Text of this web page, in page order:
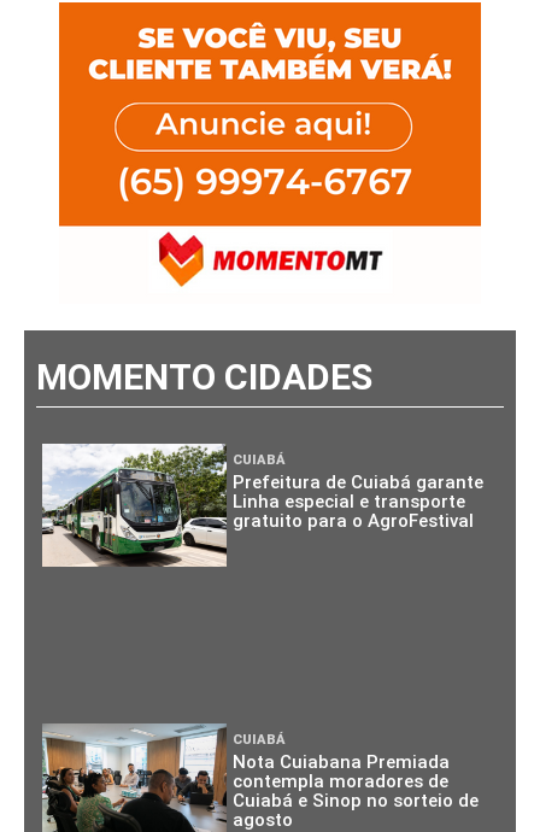
MOMENTO CIDADES
CUIABÁ
Prefeitura de Cuiabá garante
Linha especial e transporte
gratuito para o AgroFestival
CUIABÁ
Nota Cuiabana Premiada
contempla moradores de
Cuiabá e Sinop no sorteio de
agosto